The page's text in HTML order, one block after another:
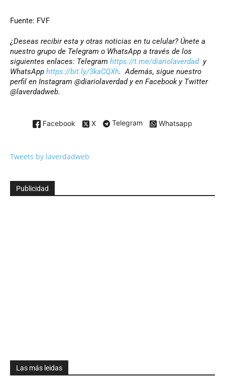
Fuente: FVF
¿Deseas recibir esta y otras noticias en tu celular? Únete a
nuestro grupo de Telegram o WhatsApp a través de los
siguientes enlaces: Telegram https://t.me/diariolaverdady
WhatsApp https://bit.ly/3kaCQXh. Además, sigue nuestro
perfil en Instagram @diariolaverdad y en Facebook y Twitter
@laverdadweb.
Facebook X Telegram Whatsapp
Tweets by laverdadweb
Publicidad
Las más leidas